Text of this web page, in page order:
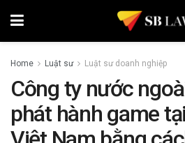
Home Luật sư Luật sư doanh nghiệp
Công ty nước
phát hành game